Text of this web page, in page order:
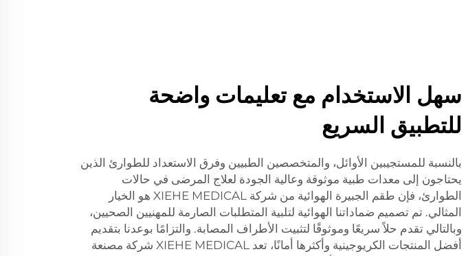
سهل الاستخدام مع تعليمات واضحة
للتطبيق السريع
بالنسبة للمستجيبين الأوائل، والمتخصصين الطبيين وفرق الاستعداد للطوارئ الذين
يحتاجون إلى معدات طبية موثوقة وعالية الجودة لعلاج المرضى في حالات
الطوارئ، فإن طقم الجبيرة الهوائية من شركة XIEHE MEDICAL هو الخيار
المثالي. تم تصميم ضماداتنا الهوائية لتلبية المتطلبات الصارمة للمهنيين الصحيين،
وبالتالي تقدم حلاً سريعًا وموثوقًا لتثبيت الأطراف المصابة. والتزامًا بوعدنا بتقديم
أفضل المنتجات الكريوجينية وأكثرها أمانًا، تعد XIEHE MEDICAL شركة مصنعة